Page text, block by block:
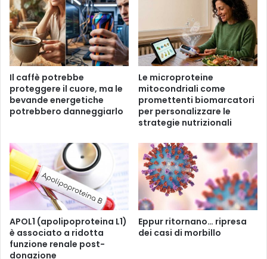
a
b
e
t
e
c
h
e
b
r
c
i
a
i
g
r
a
s
s
i
c
a
n
c
r
o
a
l
p
a
c
r
e
s
i
l
t
i
Il caffè potrebbe
proteggere il cuore, ma le
bevande energetiche
potrebbero danneggiarlo
Le microproteine ​​
mitocondriali come
promettenti biomarcatori
per personalizzare le
strategie nutrizionali
APOL1 (apolipoproteina L1)
è associato a ridotta
funzione renale post-
donazione
Eppur ritornano… ripresa
dei casi di morbillo